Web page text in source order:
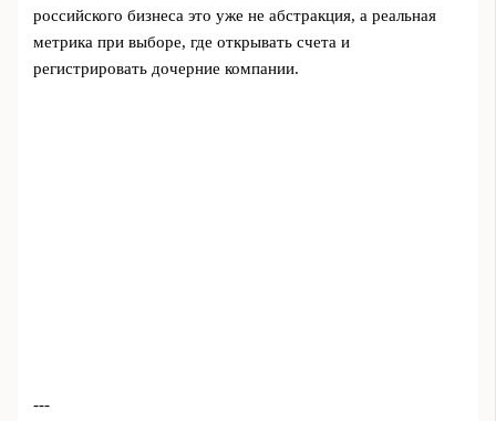
российского бизнеса это уже не абстракция, а реальная
метрика при выборе, где открывать счета и
регистрировать дочерние компании.
---